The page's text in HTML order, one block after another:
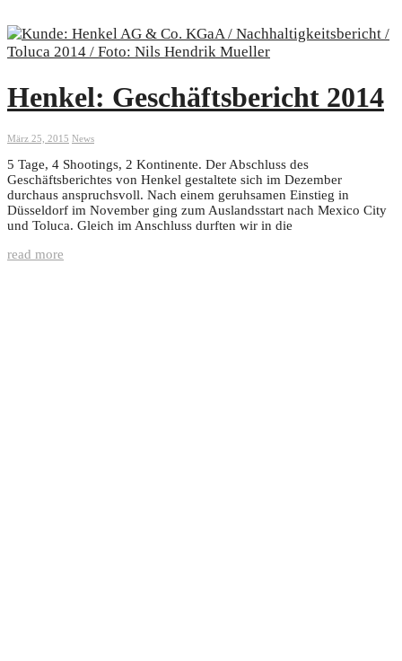
Henkel: Geschäftsbericht 2014
März 25, 2015 News
5 Tage, 4 Shootings, 2 Kontinente. Der Abschluss des
Geschäftsberichtes von Henkel gestaltete sich im Dezember
durchaus anspruchsvoll. Nach einem geruhsamen Einstieg in
Düsseldorf im November ging zum Auslandsstart nach Mexico City
und Toluca. Gleich im Anschluss durften wir in die
read more